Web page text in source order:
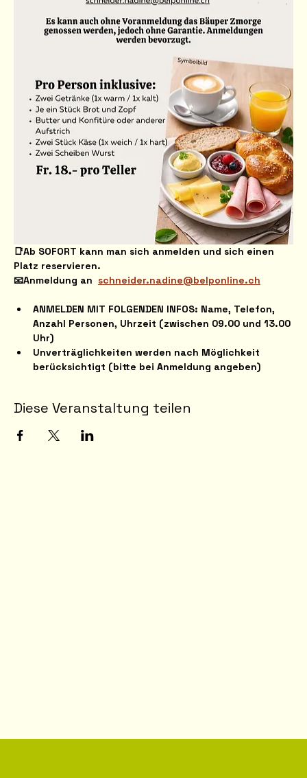
📑Ab SOFORT kann man sich anmelden und sich einen
Platz reservieren.
📧Anmeldung an schneider.nadine@belponline.ch
ANMELDEN MIT FOLGENDEN INFOS: Name, Telefon,
Anzahl Personen, Uhrzeit (zwischen 09.00 und 13.00
Uhr)
Unverträglichkeiten werden nach Möglichkeit
berücksichtigt (bitte bei Anmeldung angeben)
Diese Veranstaltung teilen